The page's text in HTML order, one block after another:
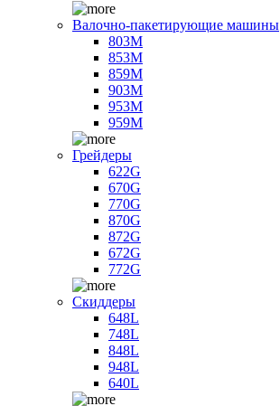
Валочно-пакетирующие машины
803M
853M
859M
903M
953M
959M
Грейдеры
622G
670G
770G
870G
872G
672G
772G
Скиддеры
648L
748L
848L
948L
640L